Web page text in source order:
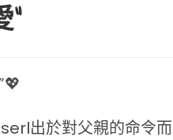
”
出於對父親的命令而